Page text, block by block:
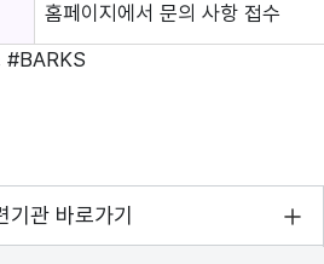
홈페이지에서 문의 사항 접수
#BARKS
기관 바로가기